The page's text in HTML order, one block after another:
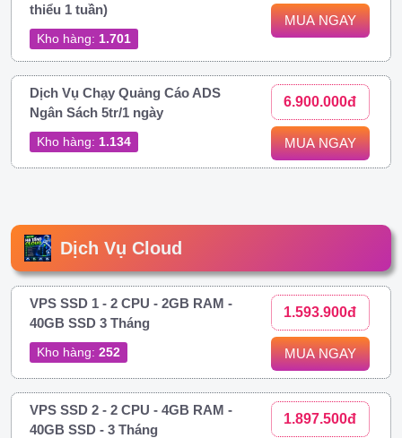
thiểu 1 tuần)
Kho hàng: 1.701
MUA NGAY
Dịch Vụ Chạy Quảng Cáo ADS
Ngân Sách 5tr/1 ngày
Kho hàng: 1.134
6.900.000đ
MUA NGAY
Dịch Vụ Cloud
VPS SSD 1 - 2 CPU - 2GB RAM -
40GB SSD 3 Tháng
Kho hàng: 252
1.593.900đ
MUA NGAY
VPS SSD 2 - 2 CPU - 4GB RAM -
40GB SSD - 3 Tháng
1.897.500đ